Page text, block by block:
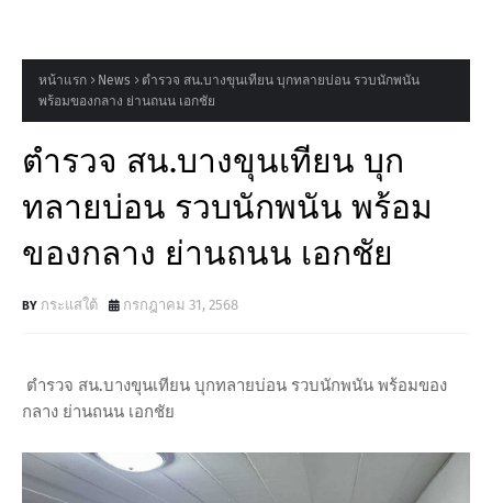
หน้าแรก News
ตำรวจ สน.บางขุนเทียน บุกทลายบ่อน รวบนักพนัน
พร้อมของกลาง ย่านถนน เอกชัย
ตำรวจ สน.บางขุนเทียน บุก
ทลายบ่อน รวบนักพนัน พร้อม
ของกลาง ย่านถนน เอกชัย
กระแสใต้ กรกฎาคม 31, 2568
ตำรวจ สน.บางขุนเทียน บุกทลายบ่อน รวบนักพนัน พร้อมของ
กลาง ย่านถนน เอกชัย